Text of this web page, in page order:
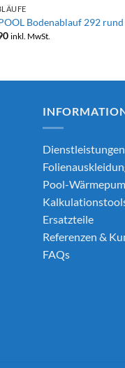
Bodenablauf 292
inkl. MwSt.
Dienstleistungen
Pool-
Ersatzteile
Referenzen &
FAQs